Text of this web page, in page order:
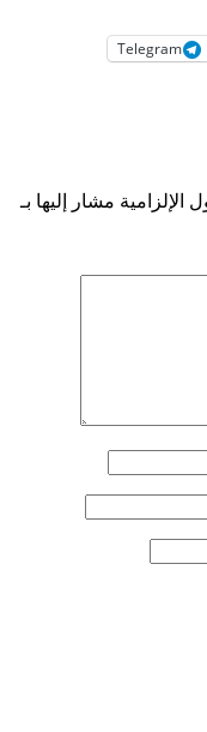
Telegram
الإلزامية مشار إليها بـ